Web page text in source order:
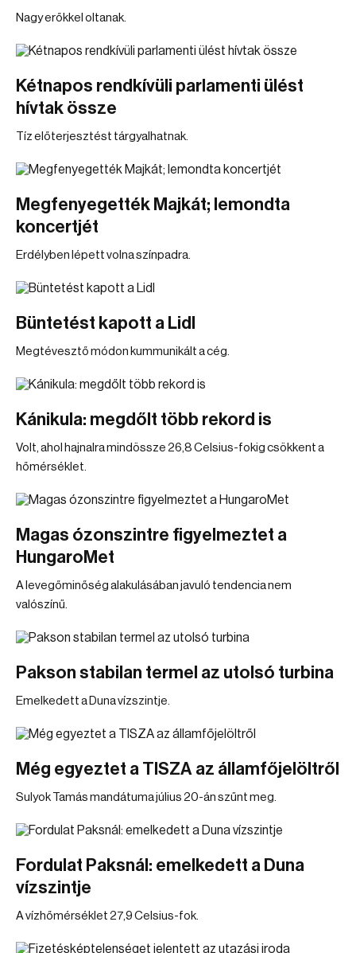
Nagy erőkkel oltanak.
Kétnapos rendkívüli parlamenti ülést
hívtak össze
Tíz előterjesztést tárgyalhatnak.
Megfenyegették Majkát; lemondta
koncertjét
Erdélyben lépett volna színpadra.
Büntetést kapott a Lidl
Megtévesztő módon kummunikált a cég.
Kánikula: megdőlt több rekord is
Volt, ahol hajnalra mindössze 26,8 Celsius-fokig csökkent a
hőmérséklet.
Magas ózonszintre figyelmeztet a
HungaroMet
A levegőminőség alakulásában javuló tendencia nem
valószínű.
Pakson stabilan termel az utolsó turbina
Emelkedett a Duna vízszintje.
Még egyeztet a TISZA az államfőjelöltről
Sulyok Tamás mandátuma július 20-án szűnt meg.
Fordulat Paksnál: emelkedett a Duna
vízszintje
A vízhőmérséklet 27,9 Celsius-fok.